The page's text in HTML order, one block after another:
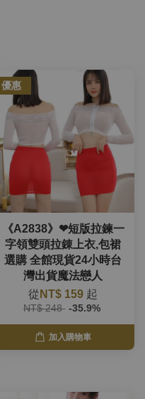
優惠
《A2838》❤短版拉鍊一
字領雙頭拉錬上衣,包裙
選購 全館現貨24小時台
灣出貨魔法戀人
從 NT$ 159 起
NT$ 248 -35.9%
加入購物車